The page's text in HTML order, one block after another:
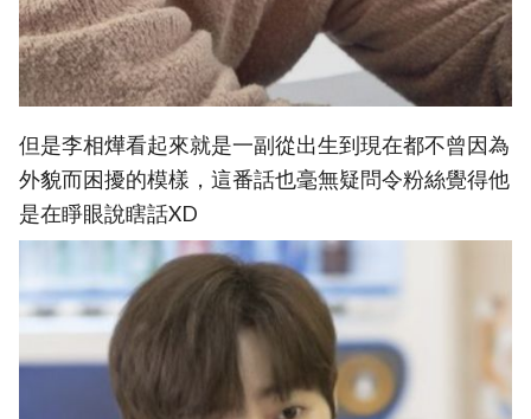
但是李相燁看起來就是一副從出生到現在都不曾因為
外貌而困擾的模樣，這番話也毫無疑問令粉絲覺得他
是在睜眼說瞎話XD